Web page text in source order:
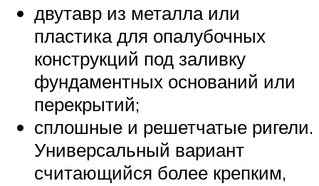
двутавр из металла или
пластика для опалубочных
конструкций под заливку
фундаментных оснований или
перекрытий;
сплошные и решетчатые ригели.
Универсальный вариант
считающийся более крепким,